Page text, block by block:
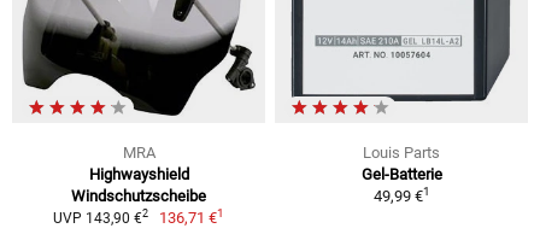
MRA
Highwayshield
Windschutzscheibe
UVP 143,90 €2 136,71 €1
Louis Parts
Gel-Batterie
49,99 €1